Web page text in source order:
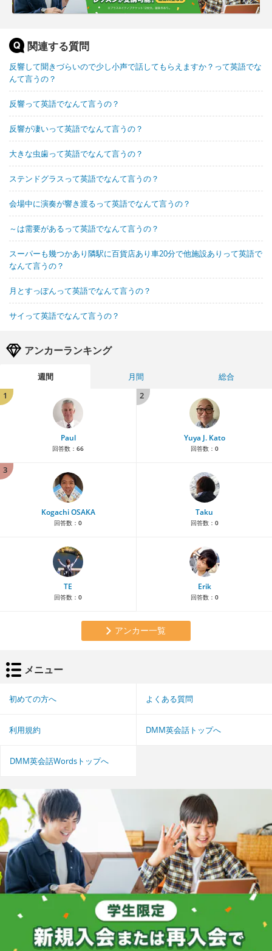
関連する質問
反響して聞きづらいので少し小声で話してもらえますか？って英語でな
んて言うの？
反響って英語でなんて言うの？
反響が凄いって英語でなんて言うの？
大きな虫歯って英語でなんて言うの？
ステンドグラスって英語でなんて言うの？
会場中に演奏が響き渡るって英語でなんて言うの？
～は需要があるって英語でなんて言うの？
スーパーも幾つかあり隣駅に百貨店あり車20分で他施設ありって英語で
なんて言うの？
月とすっぽんって英語でなんて言うの？
サイって英語でなんて言うの？
アンカーランキング
週間 月間
総合
1
Paul
回答数： 66
2
Yuya J. Kato
回答数： 0
3
Kogachi OSAKA
回答数： 0
Taku
回答数： 0
TE
回答数： 0
Erik
回答数： 0
アンカー一覧
メニュー
初めての方へ よくある質問
利用規約 DMM英会話トップへ
DMM英会話Wordsトップへ